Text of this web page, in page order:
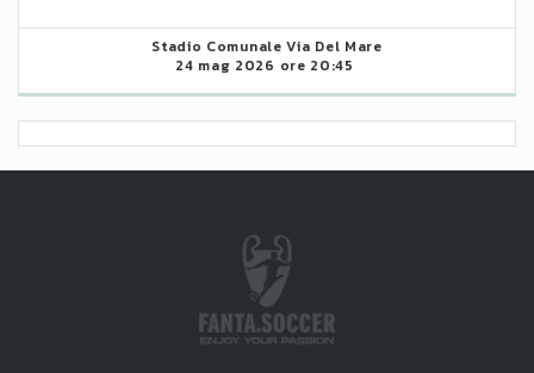
Stadio Comunale Via Del Mare
24 mag 2026 ore 20:45